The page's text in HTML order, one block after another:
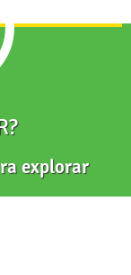
explorar